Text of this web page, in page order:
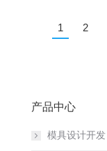
1 2
产品中心
模具设计开发